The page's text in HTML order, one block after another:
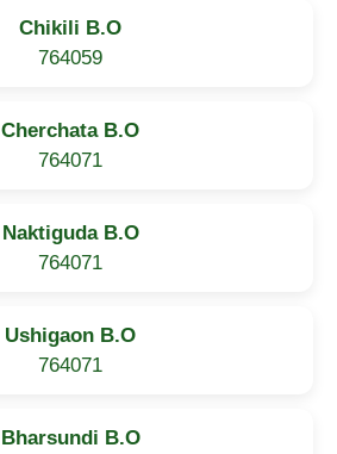
Chikili B.O
764059
Cherchata B.O
764071
Naktiguda B.O
764071
Ushigaon B.O
764071
Bharsundi B.O